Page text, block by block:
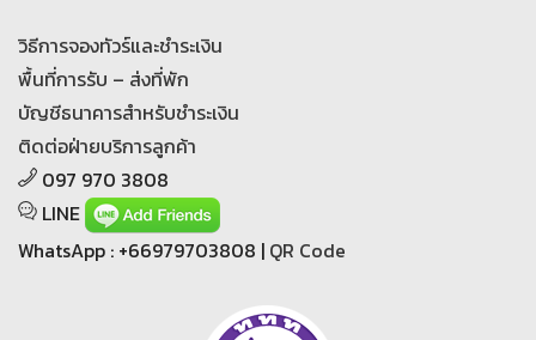
วิธีการจองทัวร์และชำระเงิน
พื้นที่การรับ – ส่งที่พัก
บัญชีธนาคารสำหรับชำระเงิน
ติดต่อฝ่ายบริการลูกค้า
097 970 3808
LINE
WhatsApp : +66979703808 | QR Code